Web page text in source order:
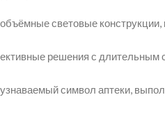
световые конструкции,
решения с
символ аптеки,